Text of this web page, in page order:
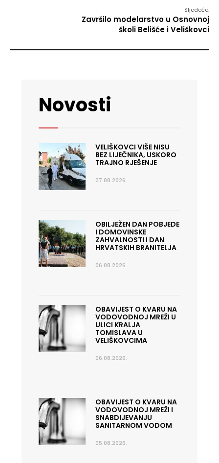
Sljedeće:
Završilo modelarstvo u Osnovnoj
školi Belišće i Veliškovci
Novosti
VELIŠKOVCI VIŠE NISU
BEZ LIJEČNIKA, USKORO
TRAJNO RJEŠENJE
07.08.2026.
OBILJEŽEN DAN POBJEDE
I DOMOVINSKE
ZAHVALNOSTI I DAN
HRVATSKIH BRANITELJA
06.08.2026.
OBAVIJEST O KVARU NA
VODOVODNOJ MREŽI U
ULICI KRALJA
TOMISLAVA U
VELIŠKOVCIMA
06.08.2026.
OBAVIJEST O KVARU NA
VODOVODNOJ MREŽI I
SNABDIJEVANJU
SANITARNOM VODOM
05.08.2026.